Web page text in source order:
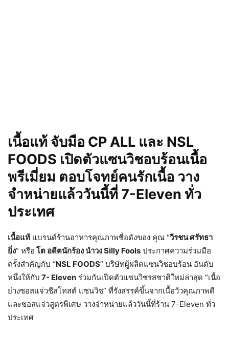
เนื้อแท้ จับมือ CP ALL และ NSL
FOODS เปิดตัวแซนวิชอบร้อนเนื้อ
พรีเมี่ยม ตอบโจทย์คนรักเนื้อ วาง
จำหน่ายแล้ววันนี้ที่ 7-Eleven ทั่ว
ประเทศ
เนื้อแท้ แบรนด์ร้านอาหารคุณภาพชื่อดังของ คุณ “วีรชน ศรัทธา
ยิ่ง” หรือ โต อดีตนักร้อง นำวง Silly Fools ประกาศความร่วมมือ
ครั้งสำคัญกับ “NSL FOODS” บริษัทผู้ผลิตแซนวิชอบร้อน อันดับ
หนึ่งให้กับ 7- Eleven ร่วมกันเปิดตัวแซนวิชรสชาติใหม่ล่าสุด “เนื้อ
ย่างซอสแจ่วชีสโทสต์ แซนวิช” ที่รังสรรค์ขึ้นจากเนื้อวัวคุณภาพดี
และซอสแจ่วสูตรพิเศษ วางจำหน่ายแล้ววันนี้ที่ร้าน 7-Eleven ทั่ว
ประเทศ